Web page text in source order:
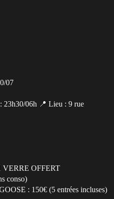
07
23h30/06h 📍 Lieu : 9 rue
OFFERT
conso)
: 150€ (5 entrées incluses)